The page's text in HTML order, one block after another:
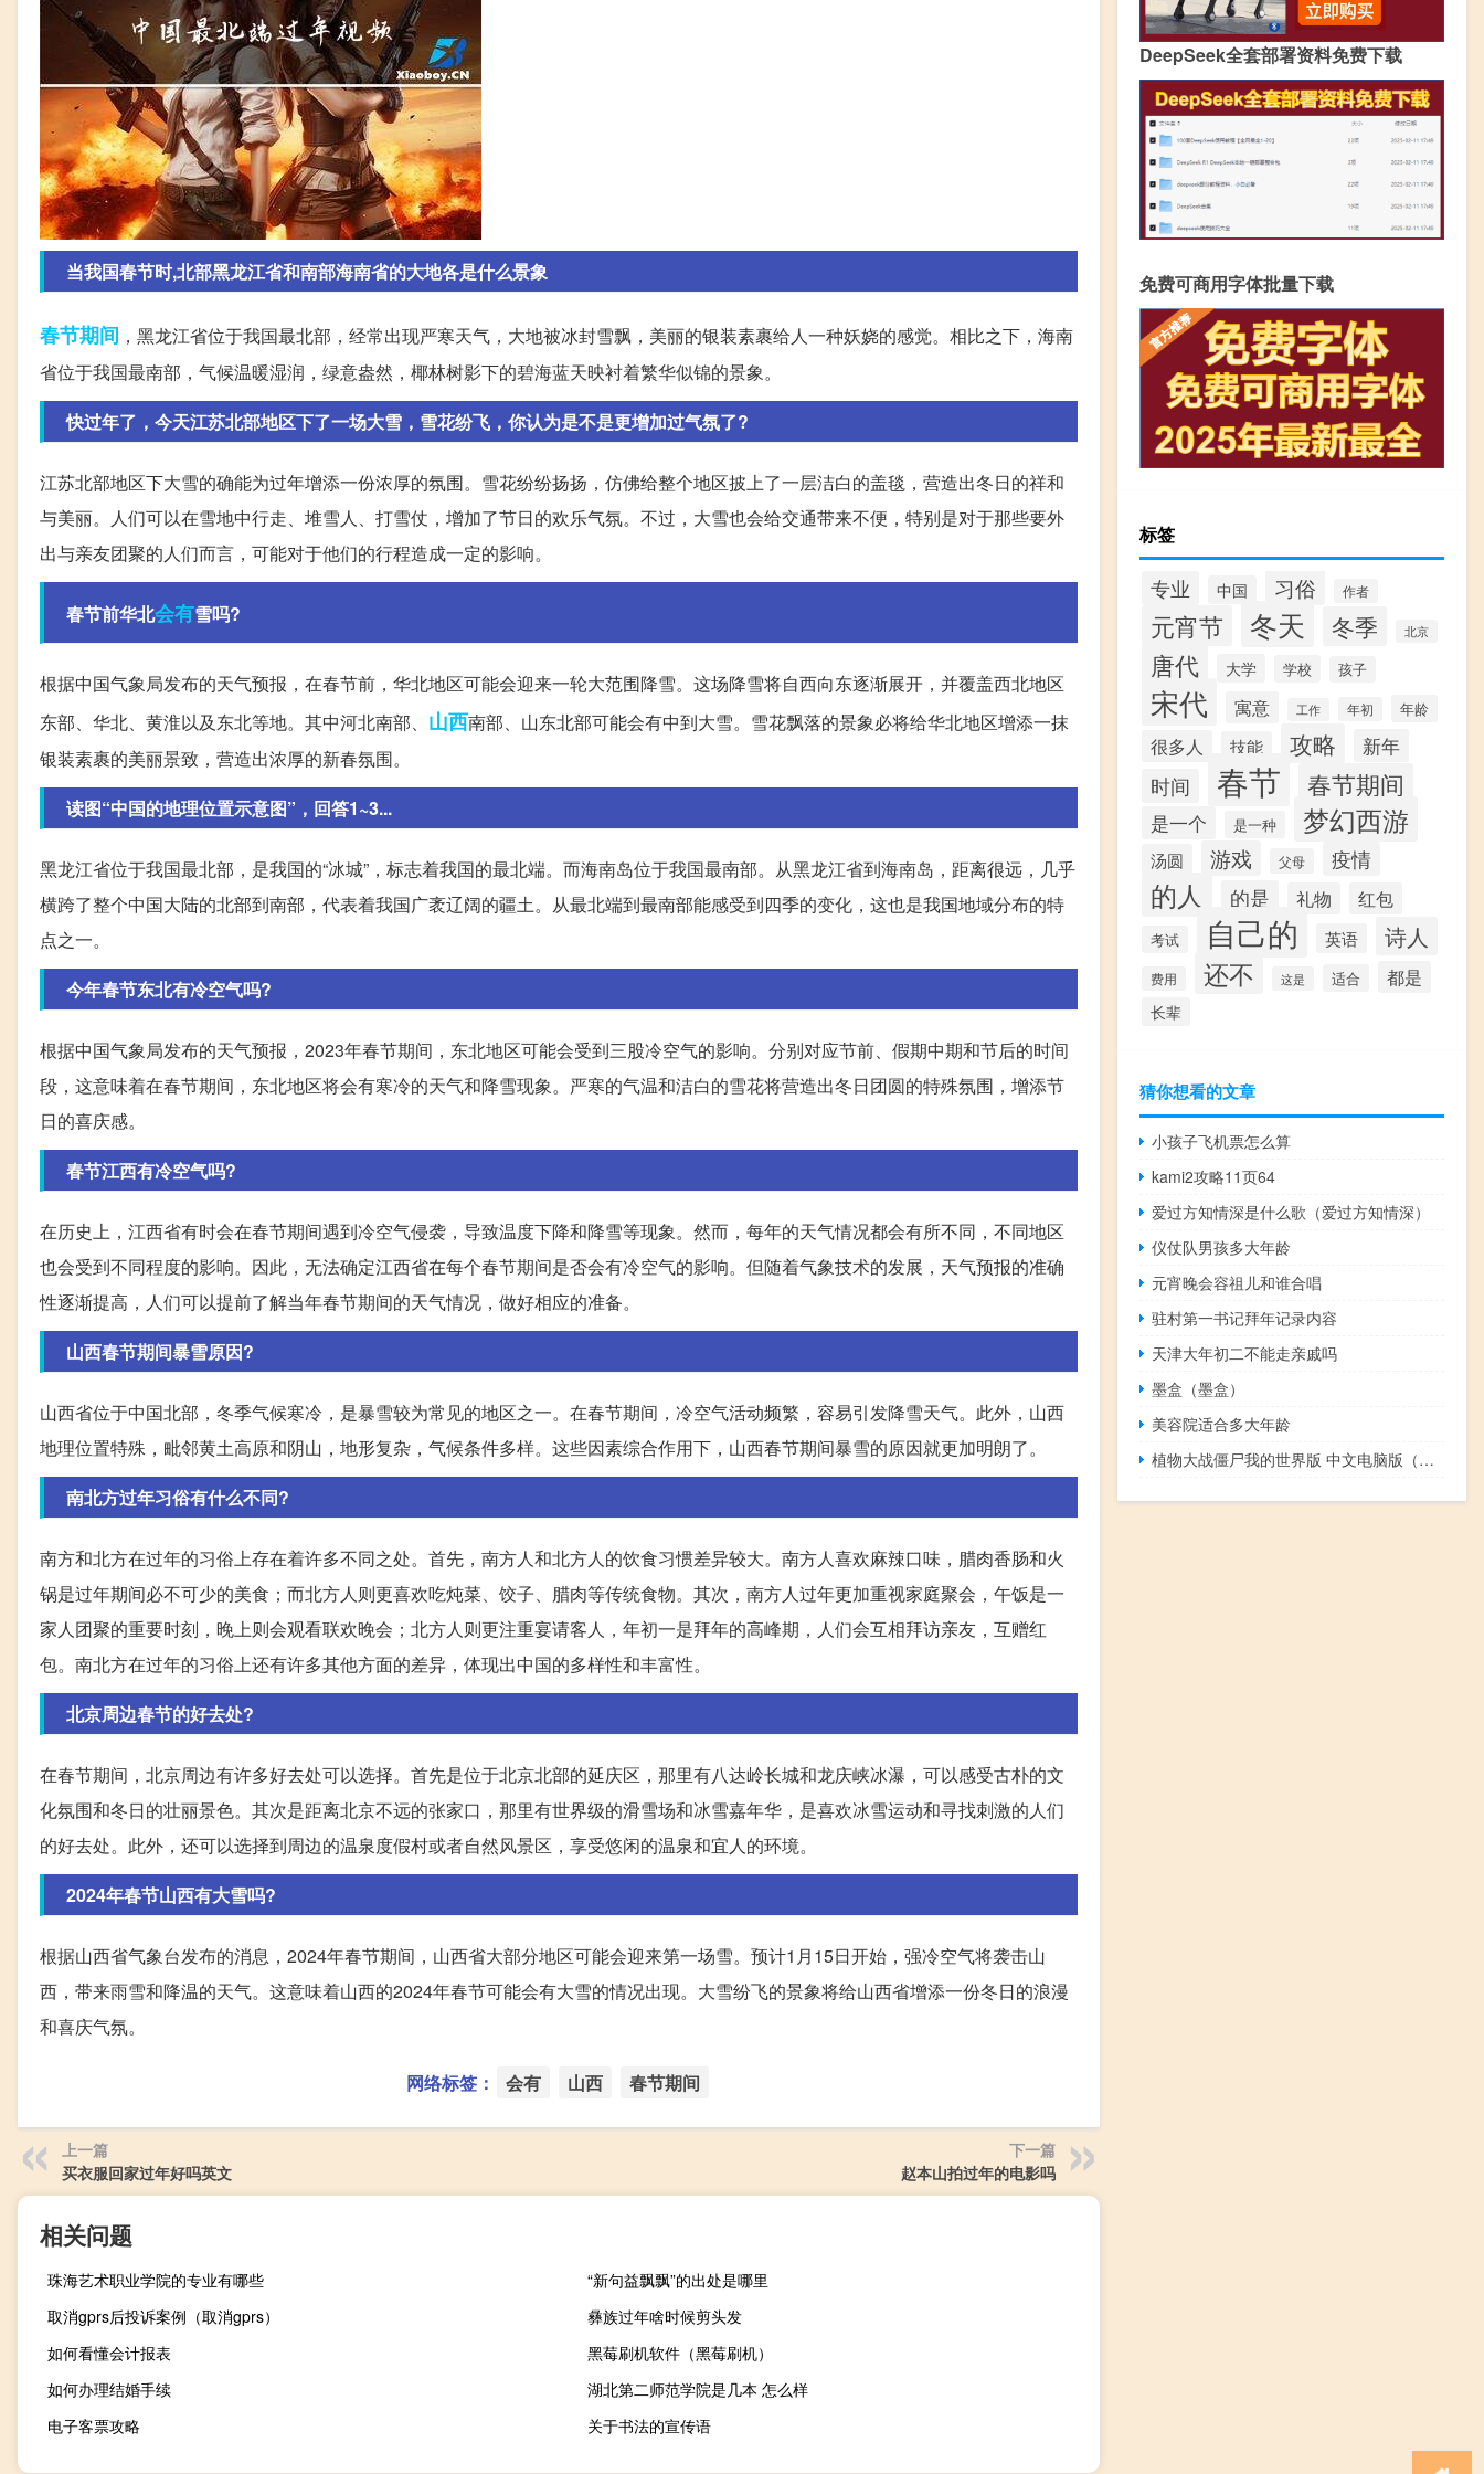
当我国春节时,北部黑龙江省和南部海南省的大地各是什么景象
春节期间 ，黑龙江省位于我国最北部，经常出现严寒天气，大地被冰封雪飘，美丽的银装素裹给人一种妖娆的感觉。相比之下，海南
省位于我国最南部，气候温暖湿润，绿意盎然，椰林树影下的碧海蓝天映衬着繁华似锦的景象。
快过年了，今天江苏北部地区下了一场大雪，雪花纷飞，你认为是不是更增加过气氛了?
江苏北部地区下大雪的确能为过年增添一份浓厚的氛围。雪花纷纷扬扬，仿佛给整个地区披上了一层洁白的盖毯，营造出冬日的祥和
与美丽。人们可以在雪地中行走、堆雪人、打雪仗，增加了节日的欢乐气氛。不过，大雪也会给交通带来不便，特别是对于那些要外
出与亲友团聚的人们而言，可能对于他们的行程造成一定的影响。
春节前华北会有雪吗?
根据中国气象局发布的天气预报，在春节前，华北地区可能会迎来一轮大范围降雪。这场降雪将自西向东逐渐展开，并覆盖西北地区
东部、华北、黄淮以及东北等地。其中河北南部、 山西南部、山东北部可能会有中到大雪。雪花飘落的景象必将给华北地区增添一抹
银装素裹的美丽景致，营造出浓厚的新春氛围。
读图“中国的地理位置示意图”，回答1~3...
黑龙江省位于我国最北部，是我国的“冰城”，标志着我国的最北端。而海南岛位于我国最南部。从黑龙江省到海南岛，距离很远，几乎
横跨了整个中国大陆的北部到南部，代表着我国广袤辽阔的疆土。从最北端到最南部能感受到四季的变化，这也是我国地域分布的特
点之一。
今年春节东北有冷空气吗?
根据中国气象局发布的天气预报，2023年春节期间，东北地区可能会受到三股冷空气的影响。分别对应节前、假期中期和节后的时间
段，这意味着在春节期间，东北地区将会有寒冷的天气和降雪现象。严寒的气温和洁白的雪花将营造出冬日团圆的特殊氛围，增添节
日的喜庆感。
春节江西有冷空气吗?
在历史上，江西省有时会在春节期间遇到冷空气侵袭，导致温度下降和降雪等现象。然而，每年的天气情况都会有所不同，不同地区
也会受到不同程度的影响。因此，无法确定江西省在每个春节期间是否会有冷空气的影响。但随着气象技术的发展，天气预报的准确
性逐渐提高，人们可以提前了解当年春节期间的天气情况，做好相应的准备。
山西春节期间暴雪原因?
山西省位于中国北部，冬季气候寒冷，是暴雪较为常见的地区之一。在春节期间，冷空气活动频繁，容易引发降雪天气。此外，山西
地理位置特殊，毗邻黄土高原和阴山，地形复杂，气候条件多样。这些因素综合作用下，山西春节期间暴雪的原因就更加明朗了。
南北方过年习俗有什么不同?
南方和北方在过年的习俗上存在着许多不同之处。首先，南方人和北方人的饮食习惯差异较大。南方人喜欢麻辣口味，腊肉香肠和火
锅是过年期间必不可少的美食；而北方人则更喜欢吃炖菜、饺子、腊肉等传统食物。其次，南方人过年更加重视家庭聚会，午饭是一
家人团聚的重要时刻，晚上则会观看联欢晚会；北方人则更注重宴请客人，年初一是拜年的高峰期，人们会互相拜访亲友，互赠红
包。南北方在过年的习俗上还有许多其他方面的差异，体现出中国的多样性和丰富性。
北京周边春节的好去处?
在春节期间，北京周边有许多好去处可以选择。首先是位于北京北部的延庆区，那里有八达岭长城和龙庆峡冰瀑，可以感受古朴的文
化氛围和冬日的壮丽景色。其次是距离北京不远的张家口，那里有世界级的滑雪场和冰雪嘉年华，是喜欢冰雪运动和寻找刺激的人们
的好去处。此外，还可以选择到周边的温泉度假村或者自然风景区，享受悠闲的温泉和宜人的环境。
2024年春节山西有大雪吗?
根据山西省气象台发布的消息，2024年春节期间，山西省大部分地区可能会迎来第一场雪。预计1月15日开始，强冷空气将袭击山
西，带来雨雪和降温的天气。这意味着山西的2024年春节可能会有大雪的情况出现。大雪纷飞的景象将给山西省增添一份冬日的浪漫
和喜庆气氛。
网络标签： 会有 山西 春节期间
上一篇
买衣服回家过年好吗英文
下一篇
赵本山拍过年的电影吗
相关问题
珠海艺术职业学院的专业有哪些
“新句益飘飘”的出处是哪里
取消gprs后投诉案例（取消gprs）
彝族过年啥时候剪头发
如何看懂会计报表
黑莓刷机软件（黑莓刷机）
如何办理结婚手续
湖北第二师范学院是几本 怎么样
电子客票攻略
关于书法的宣传语
DeepSeek全套部署资料免费下载
免费可商用字体批量下载
标签
专业 中国 习俗 作者
元宵节 冬天 冬季 北京
唐代 大学 学校 孩子
宋代 寓意 工作 年初 年龄
很多人 技能 攻略 新年
时间 春节 春节期间
是一个 是一种 梦幻西游
汤圆 游戏 父母 疫情
的人 的是 礼物 红包
考试 自己的 英语 诗人
费用 还不 这是 适合 都是
长辈
猜你想看的文章
小孩子飞机票怎么算
kami2攻略11页64
爱过方知情深是什么歌（爱过方知情深）
仪仗队男孩多大年龄
元宵晚会容祖儿和谁合唱
驻村第一书记拜年记录内容
天津大年初二不能走亲戚吗
墨盒（墨盒）
美容院适合多大年龄
植物大战僵尸我的世界版 中文电脑版（植物大战僵尸我的世界版 中文电脑版功能简介）